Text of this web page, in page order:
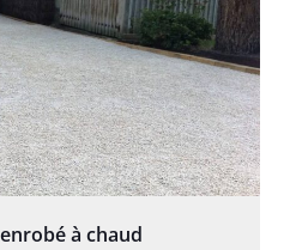
à chaud